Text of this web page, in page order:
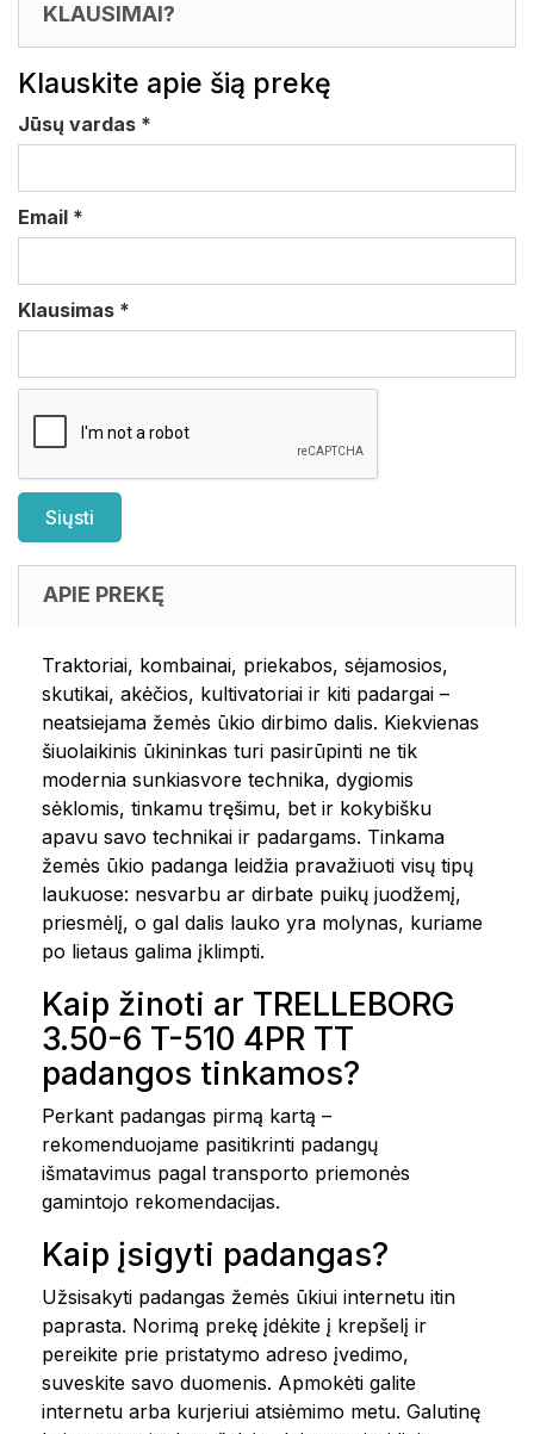
KLAUSIMAI?
Klauskite apie šią prekę
Jūsų vardas *
Email *
Klausimas *
APIE PREKĘ
Traktoriai, kombainai, priekabos, sėjamosios,
skutikai, akėčios, kultivatoriai ir kiti padargai –
neatsiejama žemės ūkio dirbimo dalis. Kiekvienas
šiuolaikinis ūkininkas turi pasirūpinti ne tik
modernia sunkiasvore technika, dygiomis
sėklomis, tinkamu tręšimu, bet ir kokybišku
apavu savo technikai ir padargams. Tinkama
žemės ūkio padanga leidžia pravažiuoti visų tipų
laukuose: nesvarbu ar dirbate puikų juodžemį,
priesmėlį, o gal dalis lauko yra molynas, kuriame
po lietaus galima įklimpti.
Kaip žinoti ar TRELLEBORG
3.50-6 T-510 4PR TT
padangos tinkamos?
Perkant padangas pirmą kartą –
rekomenduojame pasitikrinti padangų
išmatavimus pagal transporto priemonės
gamintojo rekomendacijas.
Kaip įsigyti padangas?
Užsisakyti padangas žemės ūkiui internetu itin
paprasta. Norimą prekę įdėkite į krepšelį ir
pereikite prie pristatymo adreso įvedimo,
suveskite savo duomenis. Apmokėti galite
internetu arba kurjeriui atsiėmimo metu. Galutinę